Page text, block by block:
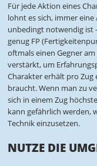
Für jede Aktion eines
lohnt es sich, immer
unbedingt notwendig ist
genug FP
oftmals einen Gegner
verstärkt, um
Charakter erhält pro Zug
braucht. Wenn man zu
sich in einem Zug
kann gefährlich werden,
Technik einzusetzen.
NUTZE DIE